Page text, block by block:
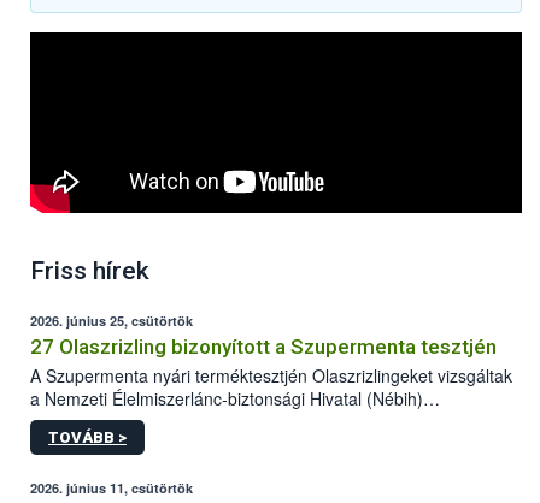
Friss hírek
2026. június 25, csütörtök
27 Olaszrizling bizonyított a Szupermenta tesztjén
A Szupermenta nyári terméktesztjén Olaszrizlingeket vizsgáltak
a Nemzeti Élelmiszerlánc-biztonsági Hivatal (Nébih)
szakemberei. Összesen 27 bor került „nagyító alá”, melyek az
élelmiszerbiztonsági és -minőségi vizsgálatok, valamint a
vizsgálaton az is kiderült, melyek a kóstolók által
TOVÁBB >
2026. június 11, csütörtök